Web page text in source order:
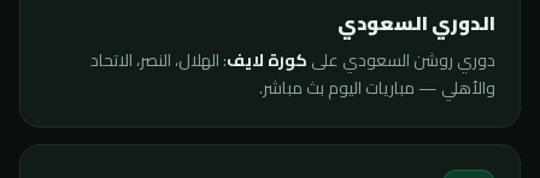
الدوري السعودي
دوري روشن السعودي علىكورة لايف: الهلال، النصر، الاتحاد
والأهلي — مباريات اليوم بث مباشر.